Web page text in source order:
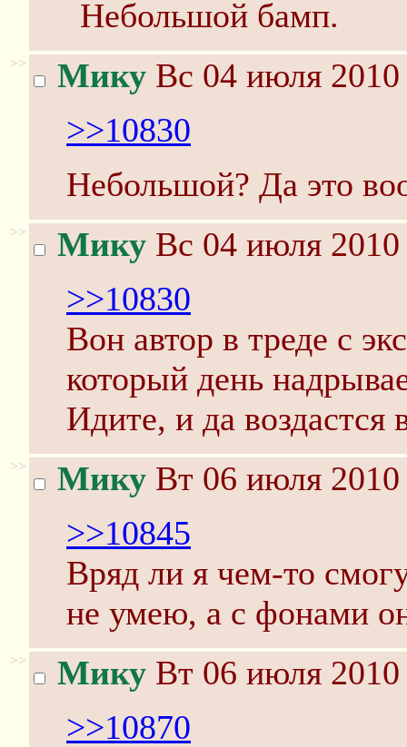
Небольшой бамп.
>> Мику Вс 04 июля
>>10830
Небольшой? Да это
>> Мику Вс 04 июля
>>10830
Вон автор в треде с
который день
Идите, и да воздастся
>> Мику Вт 06 июля
>>10845
Вряд ли я чем-то
не умею, а с фонами
>> Мику Вт 06 июля
>>10870